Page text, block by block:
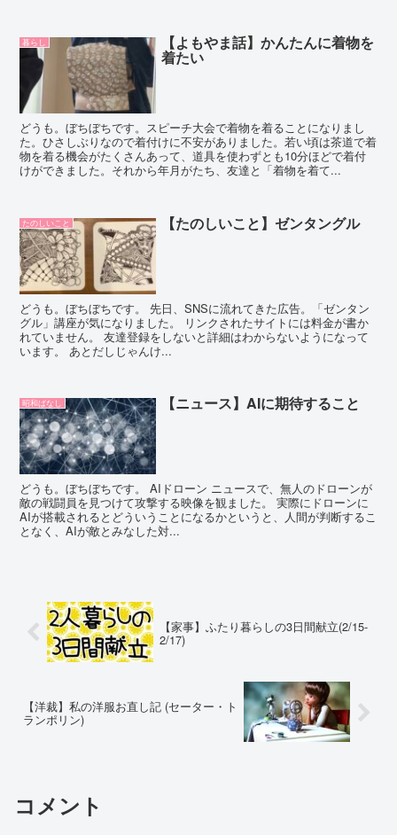
暮らし 【よもやま話】かんたんに着物を
着たい
どうも。ぼちぼちです。スピーチ大会で着物を着ることになりまし
た。ひさしぶりなので着付けに不安がありました。若い頃は茶道で着
物を着る機会がたくさんあって、道具を使わずとも10分ほどで着付
けができました。それから年月がたち、友達と「着物を着て...
たのしいこと 【たのしいこと】ゼンタングル
どうも。ぼちぼちです。 先日、SNSに流れてきた広告。「ゼンタン
グル」講座が気になりました。 リンクされたサイトには料金が書か
れていません。 友達登録をしないと詳細はわからないようになって
います。 あとだしじゃんけ...
昭和ばなし 【ニュース】AIに期待すること
どうも。ぼちぼちです。 AIドローン ニュースで、無人のドローンが
敵の戦闘員を見つけて攻撃する映像を観ました。 実際にドローンに
AIが搭載されるとどういうことになるかというと、人間が判断するこ
となく、AIが敵とみなした対...
【家事】ふたり暮らしの3日間献立(2/15-
2/17)
【洋裁】私の洋服お直し記 (セーター・ト
ランポリン)
コメント